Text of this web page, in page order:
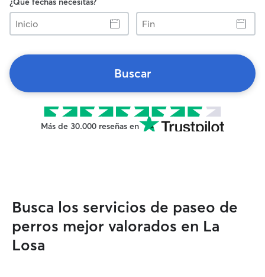
Inicio
Fin
Buscar
Más de 30.000 reseñas en
Busca los servicios de paseo de
perros mejor valorados en La
Losa